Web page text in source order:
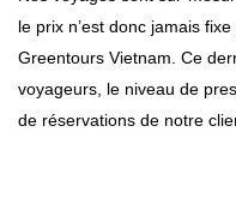
le prix n’est donc jamais
Greentours Vietnam. Ce
voyageurs, le niveau de
de réservations de notre